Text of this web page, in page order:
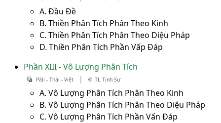
A. Đầu Đề
B. Thiền Phân Tích Phân Theo Kinh
C. Thiền Phân Tích Phân Theo Diệu Pháp
D. Thiền Phân Tích Phần Vấp Đáp
Phần XIII - Vô Lượng Phân Tích
Pāḷi - Thái - Việt | TL Tịnh Sự
A. Vô Lượng Phân Tích Phân Theo Kinh
B. Vô Lượng Phân Tích Phân Theo Diệu Pháp
C. Vô Lượng Phân Tích Phần Vấn Đáp